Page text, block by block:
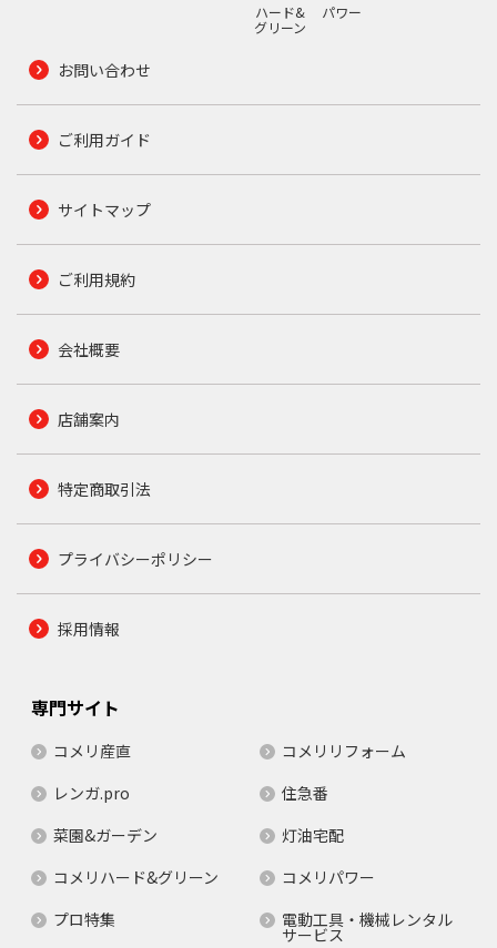
ハード&
グリーン
パワー
お問い合わせ
ご利用ガイド
サイトマップ
ご利用規約
会社概要
店舗案内
特定商取引法
プライバシーポリシー
採用情報
専門サイト
コメリ産直
コメリリフォーム
レンガ.pro
住急番
菜園&ガーデン
灯油宅配
コメリハード&グリーン
コメリパワー
プロ特集
電動工具・機械レンタル
サービス